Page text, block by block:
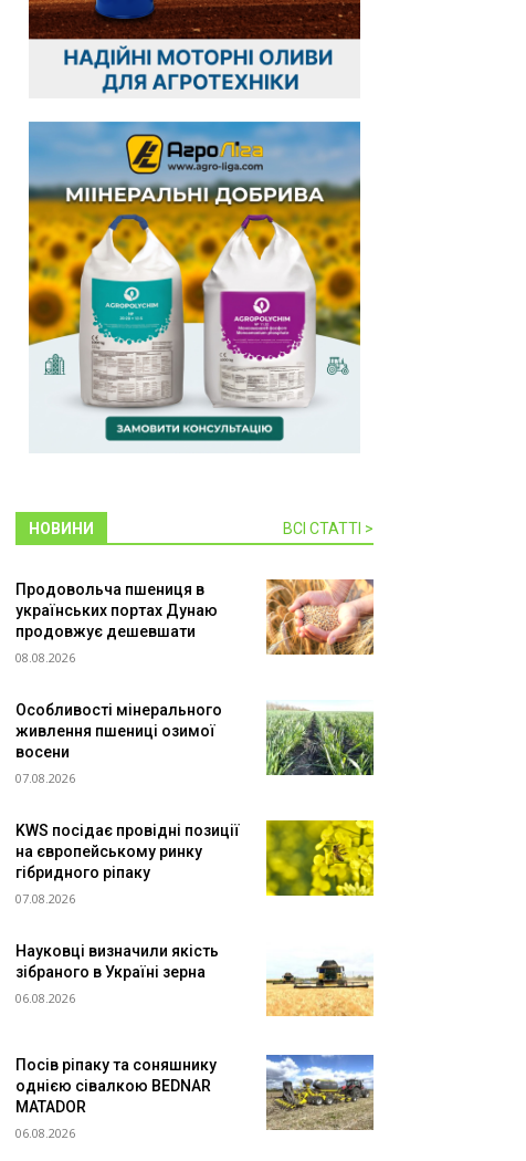
НОВИНИ ВСІ СТАТТІ >
Продовольча пшениця в
українських портах Дунаю
продовжує дешевшати
08.08.2026
Особливості мінерального
живлення пшениці озимої
восени
07.08.2026
KWS посідає провідні позиції
на європейському ринку
гібридного ріпаку
07.08.2026
Науковці визначили якість
зібраного в Україні зерна
06.08.2026
Посів ріпаку та соняшнику
однією сівалкою BEDNAR
MATADOR
06.08.2026